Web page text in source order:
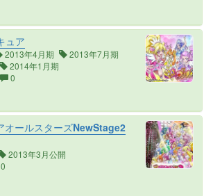
ュア
2013年4月期
2013年7月期
2014年1月期
0
オールスターズNewStage2
2013年3月公開
0